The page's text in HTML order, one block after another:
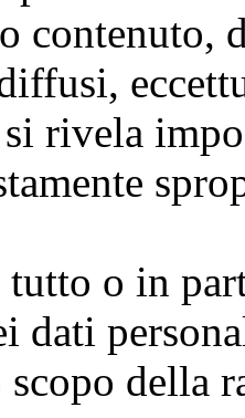
contenuto,
rivela
o in
dati
della